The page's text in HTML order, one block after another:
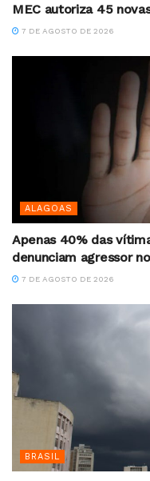
MEC autoriza 45
7 DE AGOSTO DE 2026
ALAGOAS
Apenas 40% das
denunciam agressor
7 DE AGOSTO DE 2026
BRASIL